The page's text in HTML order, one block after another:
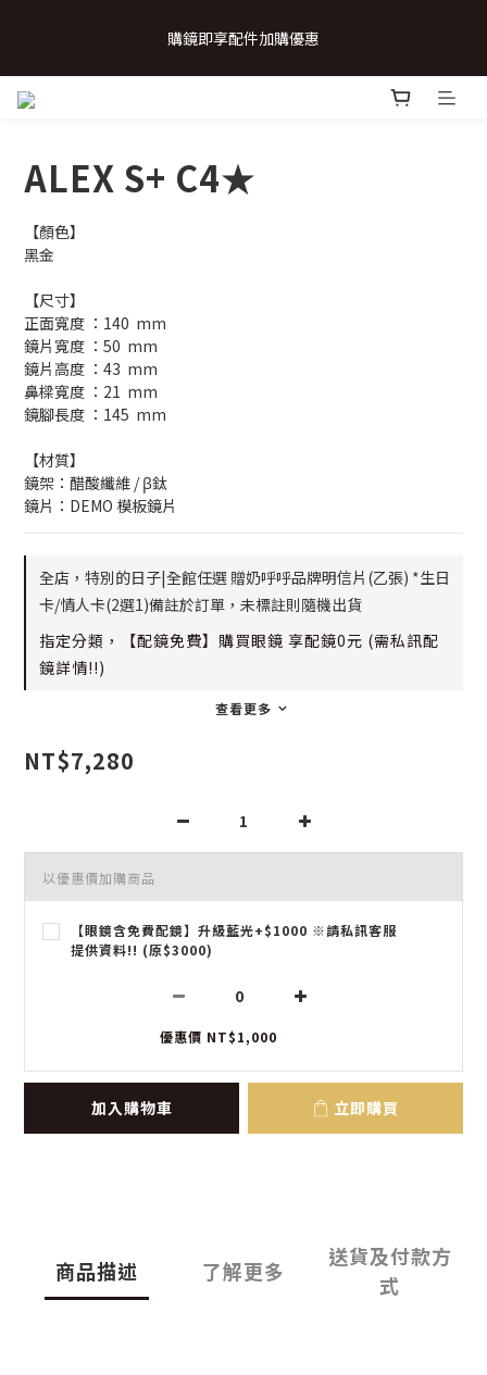
卡/情人卡(2選1)
購鏡即享配件加購優惠
💗致...特別的日子💗 | 全館任選 贈奶呼呼品牌明信片(乙張) *生日
ALEX S+ C4★
【顏色】
黑金
【尺寸】
正面寬度 ：140  mm
鏡片寬度 ：50  mm
鏡片高度 ：43  mm
鼻樑寬度 ：21  mm
鏡腳長度 ：145  mm
【材質】
鏡架：醋酸纖維 / β鈦
鏡片：DEMO 模板鏡片
全店，特別的日子|全館任選 贈奶呼呼品牌明信片(乙張) *生日
卡/情人卡(2選1)備註於訂單，未標註則隨機出貨
指定分類，【配鏡免費】購買眼鏡 享配鏡0元 (需私訊配
鏡詳情!!)
查看更多
NT$7,280
以優惠價加購商品
【眼鏡含免費配鏡】升級藍光+$1000 ※請私訊客服
提供資料!! (原$3000)
優惠價 NT$1,000
加入購物車 立即購買
商品描述 了解更多
送貨及付款方
式